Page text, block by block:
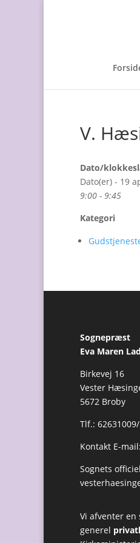
V.
Dato/
Dato(er) - 19
9:00 - 9:45
Kategori
Sognepræst
Eva Maren
Birkevej 16
Vester
5672 Broby
Tlf.:
Kontakt E-mail:
Sognets
Vi afventer en
generel